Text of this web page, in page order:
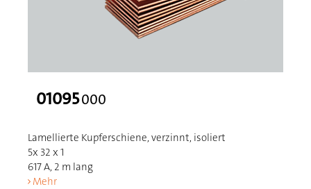
01095000
Lamellierte Kupferschiene, verzinnt, isoliert
5x 32 x 1
617 A, 2 m lang
Mehr